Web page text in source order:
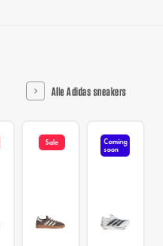
Alle Adidas sneakers
Sale
Coming
soon